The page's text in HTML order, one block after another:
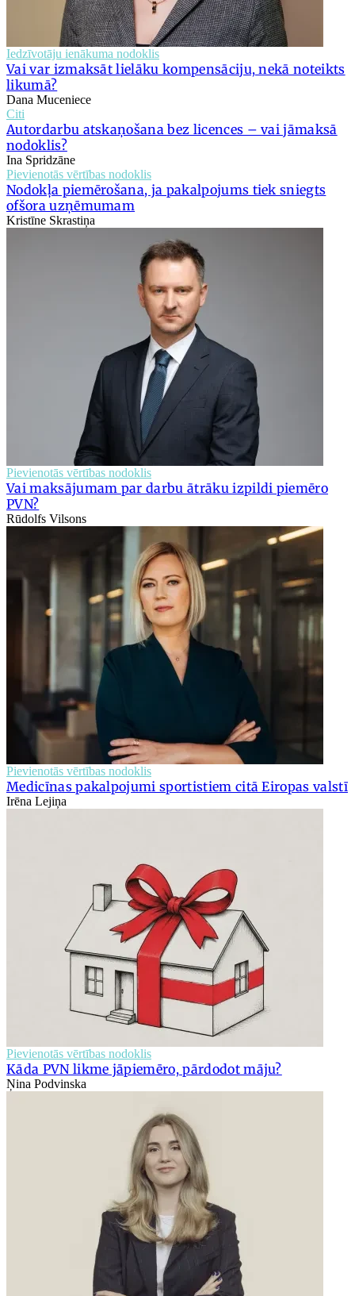
Iedzīvotāju ienākuma nodoklis
Vai var izmaksāt lielāku kompensāciju, nekā noteikts
likumā?
Dana Muceniece
Citi
Autordarbu atskaņošana bez licences – vai jāmaksā
nodoklis?
Ina Spridzāne
Pievienotās vērtības nodoklis
Nodokļa piemērošana, ja pakalpojums tiek sniegts
ofšora uzņēmumam
Kristīne Skrastiņa
Pievienotās vērtības nodoklis
Vai maksājumam par darbu ātrāku izpildi piemēro
PVN?
Rūdolfs Vilsons
Pievienotās vērtības nodoklis
Medicīnas pakalpojumi sportistiem citā Eiropas valstī
Irēna Lejiņa
Pievienotās vērtības nodoklis
Kāda PVN likme jāpiemēro, pārdodot māju?
Ņina Podvinska